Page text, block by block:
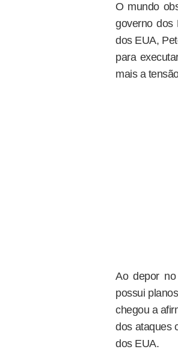
O mundo
governo dos
dos EUA,
para
mais a
Ao depor
possui
chegou a
dos ataques
dos EUA.